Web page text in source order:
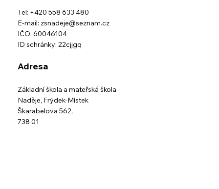
Tel: +420 558 633 480
E-mail: zsnadeje@seznam.cz
IČO: 60046104
ID schránky: 22cjjgq
Adresa
Základní škola a mateřská škola
Naděje, Frýdek-Místek
Škarabelova 562,
738 01